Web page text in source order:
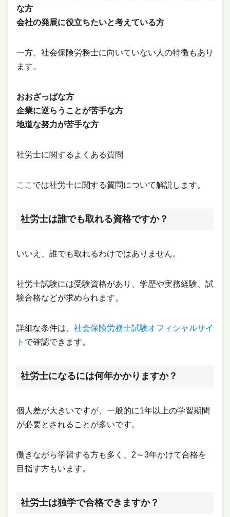
な方
会社の発展に役立ちたいと考えている方
一方、社会保険労務士に向いていない人の特徴もあり
ます。
おおざっぱな方
企業に逆らうことが苦手な方
地道な努力が苦手な方
社労士に関するよくある質問
ここでは社労士に関する質問について解説します。
社労士は誰でも取れる資格ですか？
いいえ、誰でも取れるわけではありません。
社労士試験には受験資格があり、学歴や実務経験、試
験合格などが求められます。
詳細な条件は、 社会保険労務士試験オフィシャルサイ
ト で確認できます。
社労士になるには何年かかりますか？
個人差が大きいですが、一般的に1年以上の学習期間
が必要とされることが多いです。
働きながら学習する方も多く、2～3年かけて合格を
目指す方もいます。
社労士は独学で合格できますか？